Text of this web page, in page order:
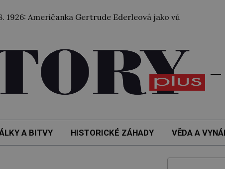
Gertrude Ederleová jako vůbec první žena
A BITVY HISTORICKÉ ZÁHADY VĚDA A